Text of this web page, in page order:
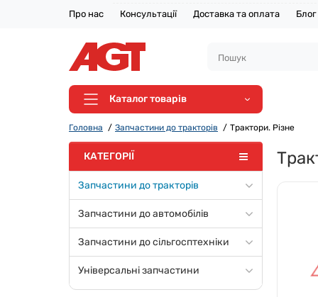
Про нас Консультації Доставка та оплата Блог
Каталог товарів
Головна Запчастини до тракторів Трактори. Різне
КАТЕГОРІЇ
Запчастини до тракторів
Запчастини до автомобілів
Запчастини до сільгосптехніки
Універсальні запчастини